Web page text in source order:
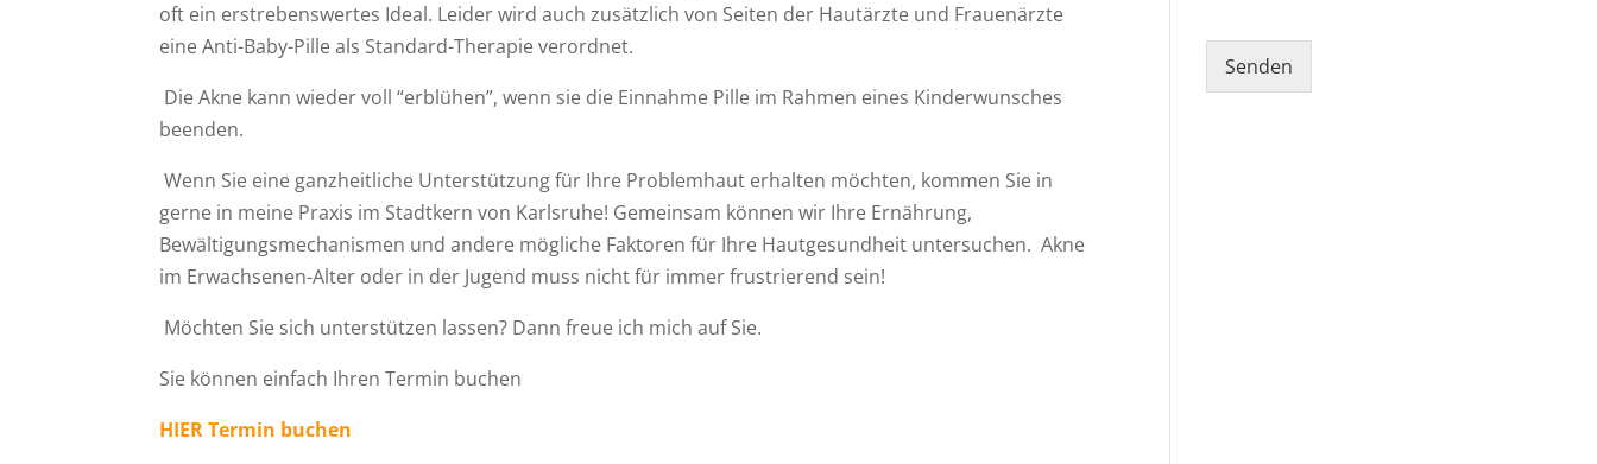
oft ein erstrebenswertes Ideal. Leider wird auch zusätzlich von Seiten der Hautärzte und Frauenärzte
eine Anti-Baby-Pille als Standard-Therapie verordnet.
Die Akne kann wieder voll “erblühen”, wenn sie die Einnahme Pille im Rahmen eines Kinderwunsches
beenden.
Wenn Sie eine ganzheitliche Unterstützung für Ihre Problemhaut erhalten möchten, kommen Sie in
gerne in meine Praxis im Stadtkern von Karlsruhe! Gemeinsam können wir Ihre Ernährung,
Bewältigungsmechanismen und andere mögliche Faktoren für Ihre Hautgesundheit untersuchen. Akne
im Erwachsenen-Alter oder in der Jugend muss nicht für immer frustrierend sein!
Möchten Sie sich unterstützen lassen? Dann freue ich mich auf Sie.
Sie können einfach Ihren Termin buchen
HIER Termin buchen
Senden